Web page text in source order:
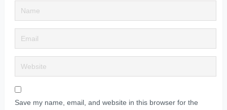
Save my name, email, and website in this browser for the